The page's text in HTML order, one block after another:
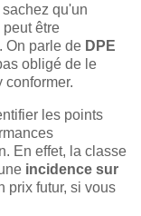
qu'un
être
On parle de DPE
obligé de le
conformer.
les points
En effet, la classe
incidence sur
prix futur, si vous